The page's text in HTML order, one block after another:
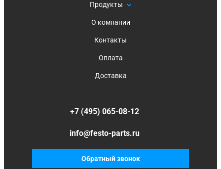
Продукты
О компании
Контакты
Оплата
Доставка
+7 (495) 065-08-12
info@festo-parts.ru
Обратный звонок